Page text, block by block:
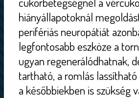
hiányállapotoknál
perifériás neuropátiát
legfontosabb eszköze a
ugyan regenerálódhatnak,
tartható, a romlás
a későbbiekben is szükség